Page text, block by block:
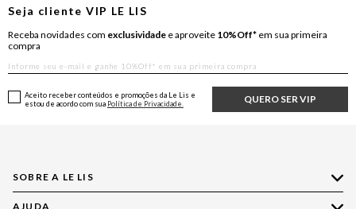
Seja clienteVIP LE LIS
Receba novidades com exclusividade e aproveite 10%Off* em sua primeira
compra
QUERO SER VIP
Aceito receber conteúdos e promoções da Le Lis e
estou de acordo com sua Política de Privacidade.
SOBRE A LE LIS
AJUDA